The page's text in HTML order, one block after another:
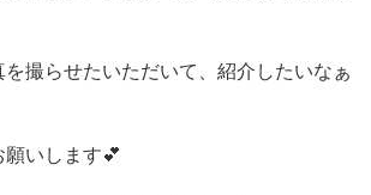
撮らせたいただいて、紹介したいなぁ
いします💕